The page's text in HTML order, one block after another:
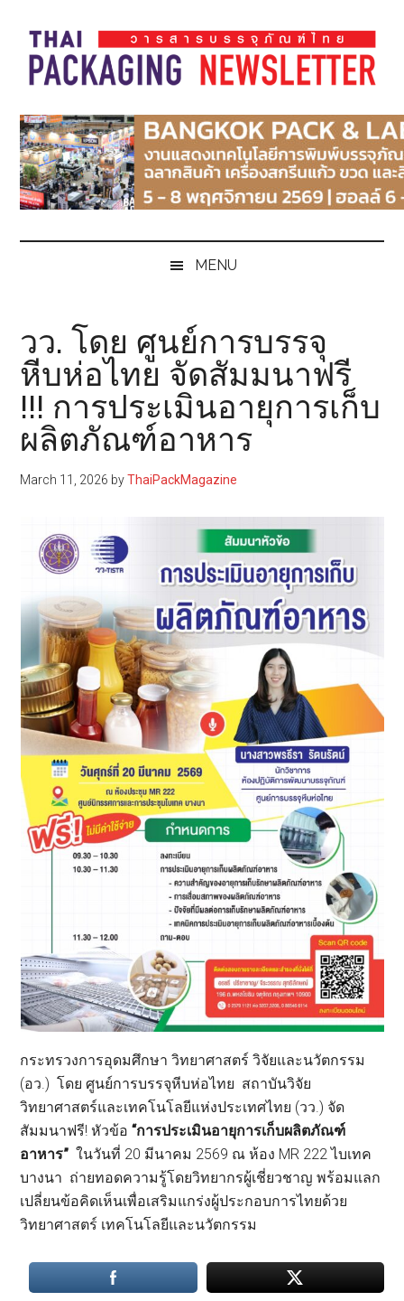
main
content
secondary
menu
primary
sidebar
footer
Thai
Pack
Magazine
Pack
Magazine
MENU
วว. โดย ศูนย์การบรรจุ
หีบห่อไทย จัดสัมมนาฟรี
!!! การประเมินอายุการเก็บ
ผลิตภัณฑ์อาหาร
March 11, 2026 byThaiPackMagazine
กระทรวงการอุดมศึกษา วิทยาศาสตร์ วิจัยและนวัตกรรม
(อว.) โดย ศูนย์การบรรจุหีบห่อไทย สถาบันวิจัย
วิทยาศาสตร์และเทคโนโลยีแห่งประเทศไทย (วว.) จัด
สัมมนาฟรี! หัวข้อ“การประเมินอายุการเก็บผลิตภัณฑ์
อาหาร” ในวันที่ 20 มีนาคม 2569 ณ ห้อง MR 222 ไบเทค
บางนา ถ่ายทอดความรู้โดยวิทยากรผู้เชี่ยวชาญ พร้อมแลก
เปลี่ยนข้อคิดเห็นเพื่อเสริมแกร่งผู้ประกอบการไทยด้วย
วิทยาศาสตร์ เทคโนโลยีและนวัตกรรม